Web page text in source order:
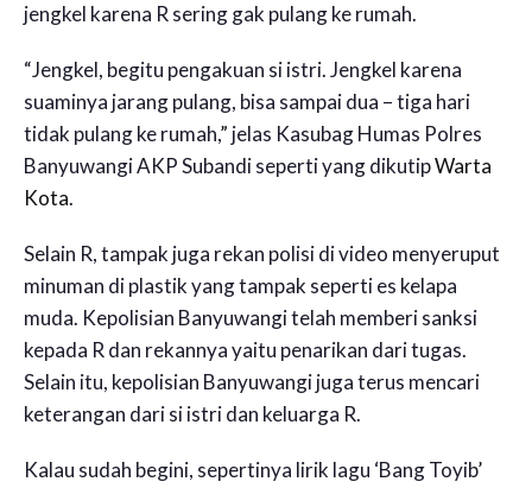
jengkel karena R sering gak pulang ke rumah.
“Jengkel, begitu pengakuan si istri. Jengkel karena
suaminya jarang pulang, bisa sampai dua – tiga hari
tidak pulang ke rumah,” jelas Kasubag Humas Polres
Banyuwangi AKP Subandi seperti yang dikutipWarta
Kota.
Selain R, tampak juga rekan polisi di video menyeruput
minuman di plastik yang tampak seperti es kelapa
muda. Kepolisian Banyuwangi telah memberi sanksi
kepada R dan rekannya yaitu penarikan dari tugas.
Selain itu, kepolisian Banyuwangi juga terus mencari
keterangan dari si istri dan keluarga R.
Kalau sudah begini, sepertinya lirik lagu ‘Bang Toyib’